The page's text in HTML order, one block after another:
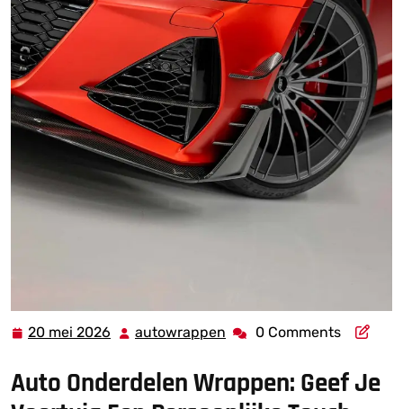
20 mei 2026 20
2026
autowrappen autowrappen
0 Comments
Auto Onderdelen Wrappen: Geef Je